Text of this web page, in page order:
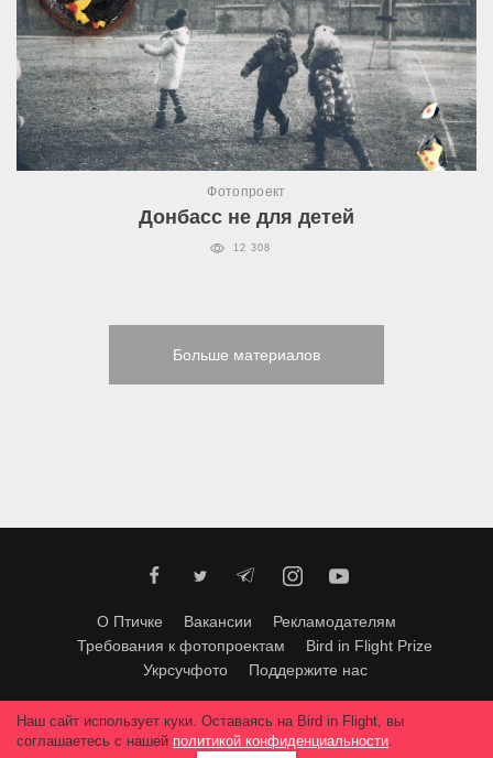
Фотопроект
Донбасс не для детей
12 308
Больше материалов
О Птичке Вакансии
Рекламодателям
Требования к фотопроектам
Bird in Flight Prize
Укрсучфото
Поддержите нас
Любое использование материалов допускается только с согласия
редакции.© 2026, Bird In Flight.
Наш сайт использует куки. Оставаясь на Bird in Flight, вы
соглашаетесь с нашей политикой конфиденциальности.